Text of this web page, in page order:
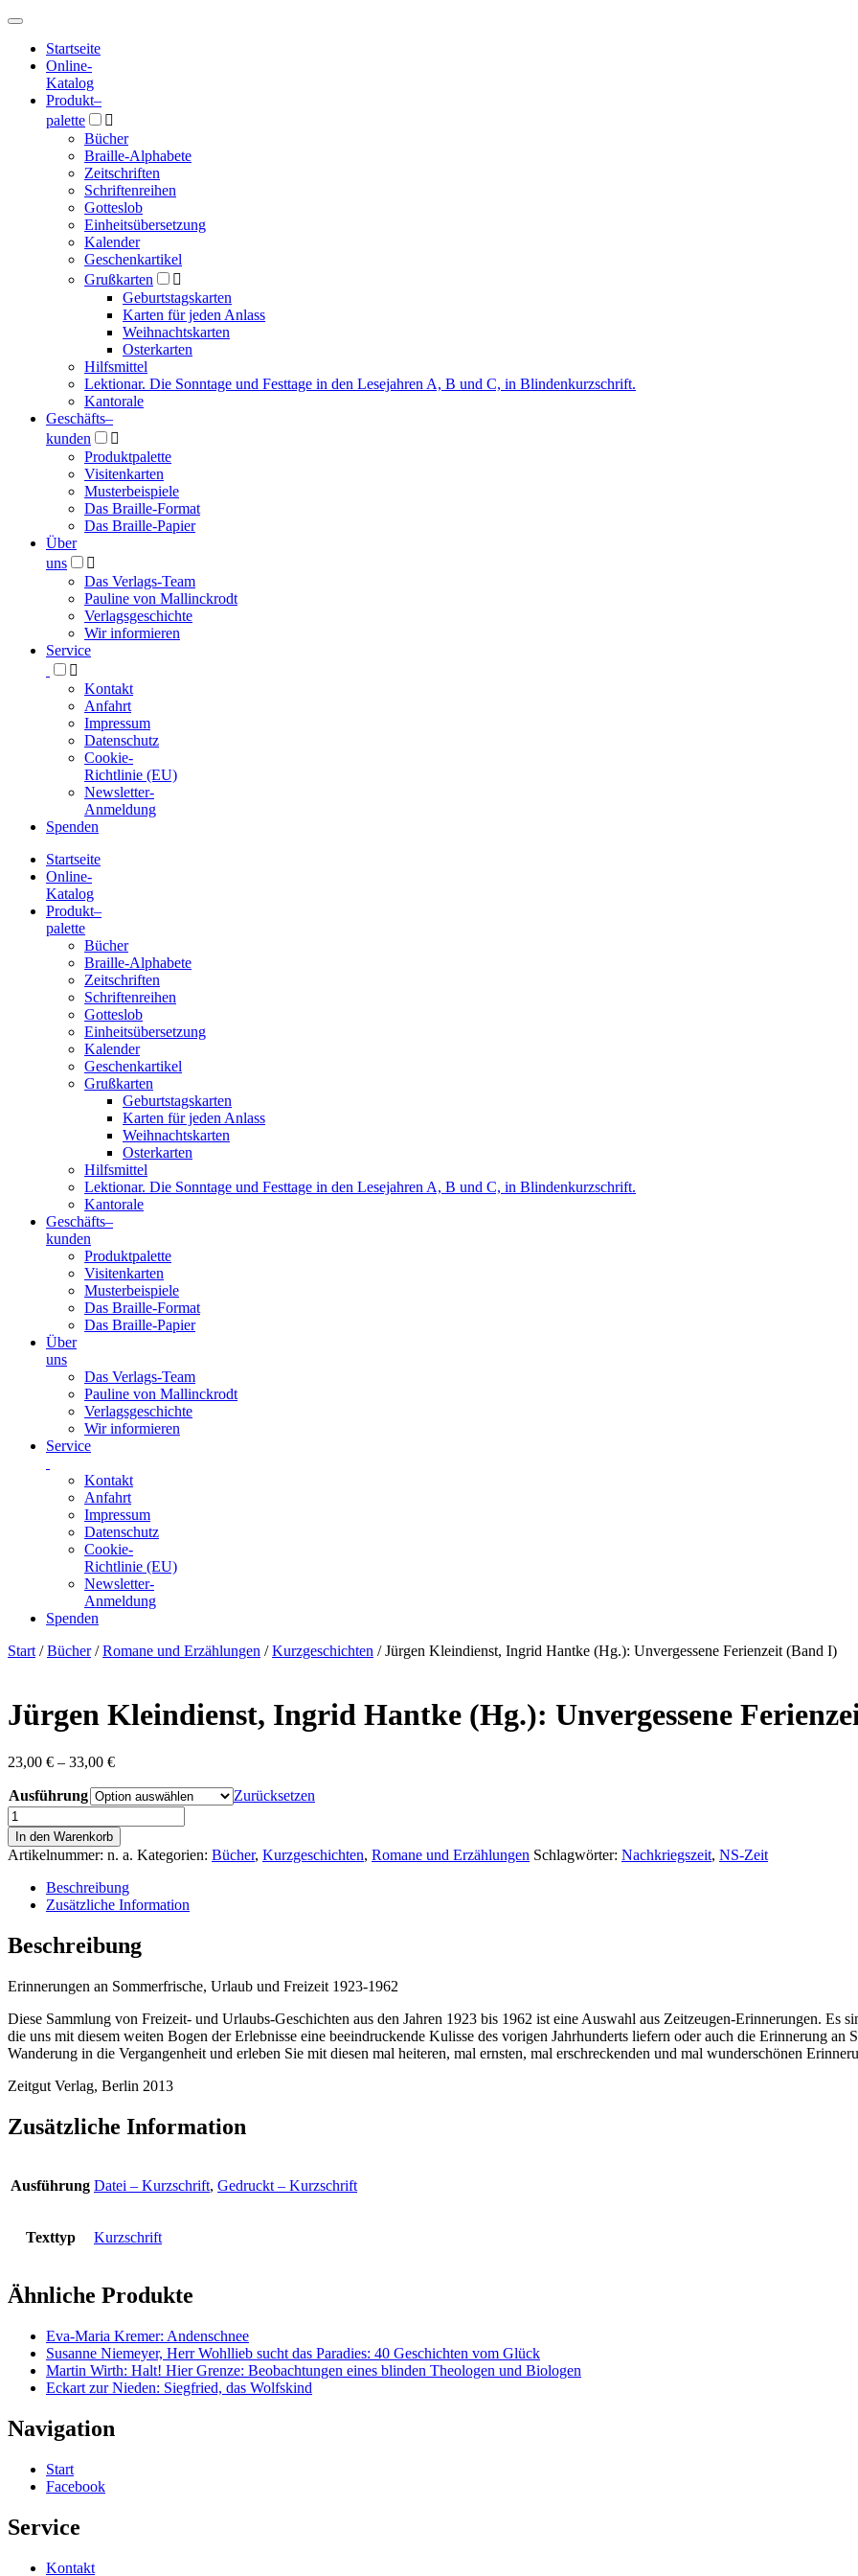
Hauptmenü
Hauptmenü
Startseite
Online-
Katalog
Produkt–
palette

Bücher
Braille-Alphabete
Zeitschriften
Schriftenreihen
Gotteslob
Einheitsübersetzung
Kalender
Geschenkartikel
Grußkarten

Geburtstagskarten
Karten für jeden Anlass
Weihnachtskarten
Osterkarten
Hilfsmittel
Lektionar. Die Sonntage und Festtage in den Lesejahren A, B und C, in Blindenkurzschrift.
Kantorale
Geschäfts­–
kunden

Produktpalette
Visitenkarten
Musterbeispiele
Das Braille-Format
Das Braille-Papier
Über
uns

Das Verlags-Team
Pauline von Mallinckrodt
Verlagsgeschichte
Wir informieren
Service

Kontakt
Anfahrt
Impressum
Datenschutz
Cookie-
Richtlinie (EU)
Newsletter-
Anmeldung
Spenden
Blindenschrift-
Verlag
Druckerei
gGmbH
Startseite
Online-
Katalog
Produkt–
palette
Bücher
Braille-Alphabete
Zeitschriften
Schriftenreihen
Gotteslob
Einheitsübersetzung
Kalender
Geschenkartikel
Grußkarten
Geburtstagskarten
Karten für jeden Anlass
Weihnachtskarten
Osterkarten
Hilfsmittel
Lektionar. Die Sonntage und Festtage in den Lesejahren A, B und C, in Blindenkurzschrift.
Kantorale
Geschäfts­–
kunden
Produktpalette
Visitenkarten
Musterbeispiele
Das Braille-Format
Das Braille-Papier
Über
uns
Das Verlags-Team
Pauline von Mallinckrodt
Verlagsgeschichte
Wir informieren
Service
Kontakt
Anfahrt
Impressum
Datenschutz
Cookie-
Richtlinie (EU)
Newsletter-
Anmeldung
Spenden
Skip
Start /Bücher/Romane und Erzählungen /Kurzgeschichten / Jürgen Kleindienst, Ingrid Hantke (Hg.): Unvergessene Ferienzeit (Band I)
Jürgen Kleindienst, Ingrid Hantke (Hg.): Unvergessene
23,00 € – 33,00 €Preisspanne:
bis
33,00 €
Ausführung
Zurücksetzen
Jürgen
Kleindienst,
Ingrid
Hantke
(Hg.):
Unvergessene
Ferienzeit
(Band
I)
In den Warenkorb
Artikelnummer: n. a. Kategorien: Bücher, Kurzgeschichten, Romane und Erzählungen Schlagwörter: Nachkriegszeit, NS-Zeit
Beschreibung
Zusätzliche Information
Beschreibung
Erinnerungen an Sommerfrische, Urlaub und Freizeit 1923-1962
Diese Sammlung von Freizeit- und Urlaubs-Geschichten aus den Jahren 1923 bis 1962 ist eine Auswahl aus Zeitzeugen-Erinnerungen. Es
die uns mit diesem weiten Bogen der Erlebnisse eine beeindruckende Kulisse des vorigen Jahrhunderts liefern oder auch die Erinnerung an
Wanderung in die Vergangenheit und erleben Sie mit diesen mal heiteren, mal ernsten, mal erschreckenden und mal wunderschönen
Zeitgut Verlag, Berlin 2013
Zusätzliche Information
Ausführung Datei – Kurzschrift, Gedruckt – Kurzschrift
Texttyp Kurzschrift
Ähnliche Produkte
Eva-Maria Kremer: Andenschnee
Susanne Niemeyer, Herr Wohllieb sucht das Paradies: 40 Geschichten vom Glück
Martin Wirth: Halt! Hier Grenze: Beobachtungen eines blinden Theologen und Biologen
Eckart zur Nieden: Siegfried, das Wolfskind
Navigation
Start
Facebook
Service
Kontakt